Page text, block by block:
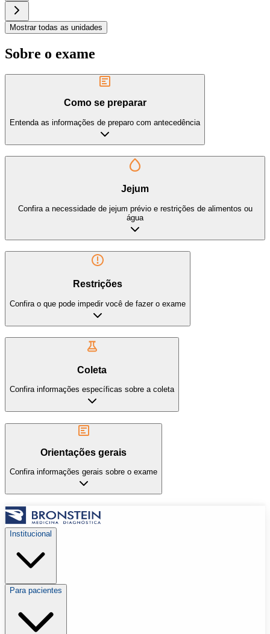
Mostrar todas as unidades
Sobre o exame
Como se preparar
Entenda as informações de preparo com antecedência
Jejum
Confira a necessidade de jejum prévio e restrições de alimentos ou
água
Restrições
Confira o que pode impedir você de fazer o exame
Coleta
Confira informações específicas sobre a coleta
Orientações gerais
Confira informações gerais sobre o exame
Institucional
Para pacientes